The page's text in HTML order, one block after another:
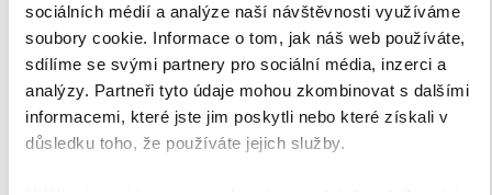
sociálních médií a analýze naší návštěvnosti využíváme
soubory cookie. Informace o tom, jak náš web používáte,
sdílíme se svými partnery pro sociální média, inzerci a
analýzy. Partneři tyto údaje mohou zkombinovat s dalšími
informacemi, které jste jim poskytli nebo které získali v
důsledku toho, že používáte jejich služby.
Zavírání pomocí magnetických lištpevně drží
sprchové dveře a zabraňuje jejich samovolnému
otevírání. Lišty jsou umístěny na hraně dveří a rámu
nebo mezi dvěma skleněnými křídly, kde magnety
zajišťují jejich bezpečné přilnutí.